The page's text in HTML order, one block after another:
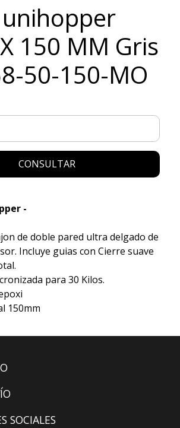
150 MM Gris
50-150-MO
CONSULTAR
-
de doble pared ultra delgado de
Incluye guias con Cierre suave
para 30 Kilos.
150mm
SOCIALES